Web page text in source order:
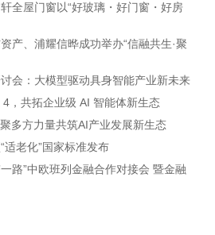
全屋门窗以“好玻璃・好门窗・好房
产、浦耀信晔成功举办“信融共生·聚
会：大模型驱动具身智能产业新未来
，共拓企业级 AI 智能体新生态
多方力量共筑AI产业发展新生态
适老化”国家标准发布
路”中欧班列金融合作对接会 暨金融